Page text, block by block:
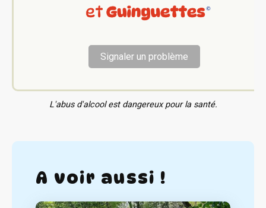
Signaler un problème
L'abus d'alcool est dangereux pour la santé.
A voir aussi !